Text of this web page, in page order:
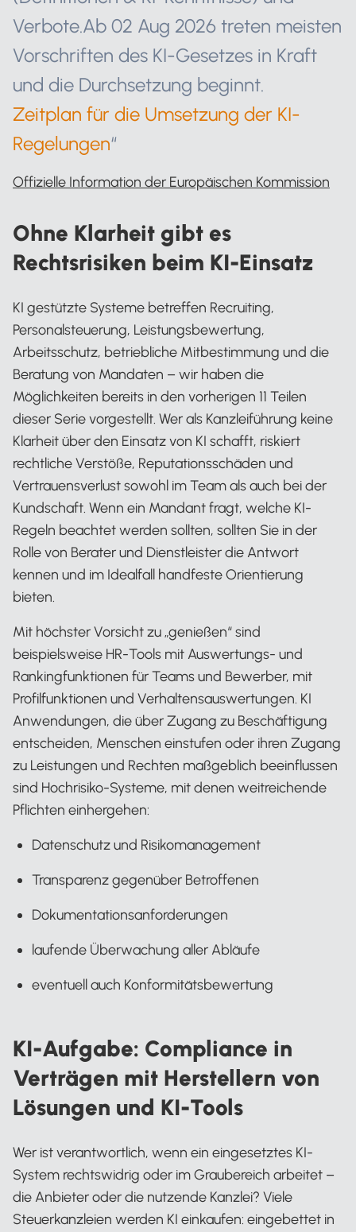
Verbote.Ab 02 Aug 2026 treten meisten
Vorschriften des KI-Gesetzes in Kraft
und die Durchsetzung beginnt.
Zeitplan für die Umsetzung der KI-
Regelungen“
Offizielle Information der Europäischen Kommission
Ohne Klarheit gibt es
Rechtsrisiken beim KI-Einsatz
KI gestützte Systeme betreffen Recruiting,
Personalsteuerung, Leistungsbewertung,
Arbeitsschutz, betriebliche Mitbestimmung und die
Beratung von Mandaten – wir haben die
Möglichkeiten bereits in den vorherigen 11 Teilen
dieser Serie vorgestellt. Wer als Kanzleiführung keine
Klarheit über den Einsatz von KI schafft, riskiert
rechtliche Verstöße, Reputationsschäden und
Vertrauensverlust sowohl im Team als auch bei der
Kundschaft. Wenn ein Mandant fragt, welche KI-
Regeln beachtet werden sollten, sollten Sie in der
Rolle von Berater und Dienstleister die Antwort
kennen und im Idealfall handfeste Orientierung
bieten.
Mit höchster Vorsicht zu „genießen“ sind
beispielsweise HR-Tools mit Auswertungs- und
Rankingfunktionen für Teams und Bewerber, mit
Profilfunktionen und Verhaltensauswertungen. KI
Anwendungen, die über Zugang zu Beschäftigung
entscheiden, Menschen einstufen oder ihren Zugang
zu Leistungen und Rechten maßgeblich beeinflussen
sind Hochrisiko-Systeme, mit denen weitreichende
Pflichten einhergehen:
Datenschutz und Risikomanagement
Transparenz gegenüber Betroffenen
Dokumentationsanforderungen
laufende Überwachung aller Abläufe
eventuell auch Konformitätsbewertung
KI-Aufgabe: Compliance in
Verträgen mit Herstellern von
Lösungen und KI-Tools
Wer ist verantwortlich, wenn ein eingesetztes KI-
System rechtswidrig oder im Graubereich arbeitet –
die Anbieter oder die nutzende Kanzlei? Viele
Steuerkanzleien werden KI einkaufen: eingebettet in